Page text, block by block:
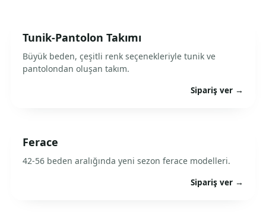
Tunik-Pantolon Takımı
Büyük beden, çeşitli renk seçenekleriyle tunik ve
pantolondan oluşan takım.
Sipariş ver →
Ferace
42-56 beden aralığında yeni sezon ferace modelleri.
Sipariş ver →